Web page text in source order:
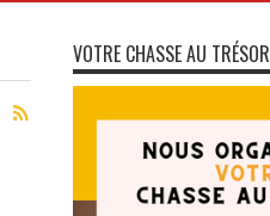
VOTRE CHASSE AU TRÉSOR